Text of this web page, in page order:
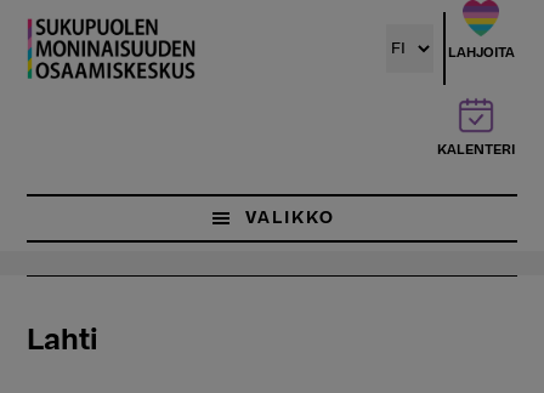
Hyppää
pääsisältöön
LAHJOITA
KALENTERI
VALIKKO
Lahti